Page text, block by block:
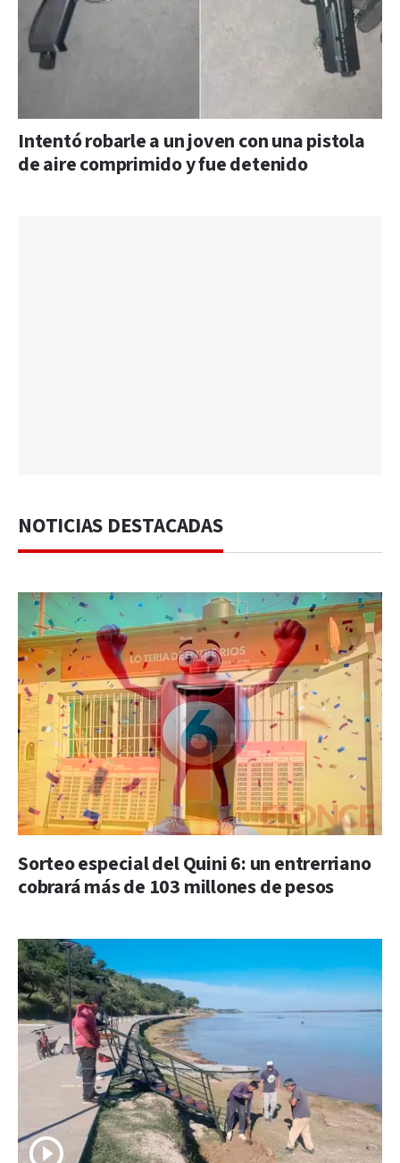
Intentó robarle a un joven con una pistola
de aire comprimido y fue detenido
NOTICIAS DESTACADAS
Sorteo especial del Quini 6: un entrerriano
cobrará más de 103 millones de pesos